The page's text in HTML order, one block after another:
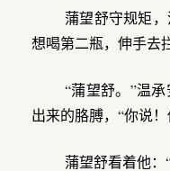
蒲望舒守规矩
想喝第二瓶，伸手
“蒲望舒。”温
出来的胳膊，“你说
蒲望舒看着他